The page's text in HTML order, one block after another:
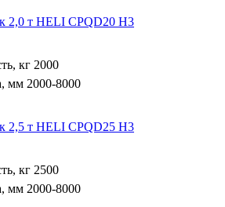
2,0 т HELI CPQD20 H3
кг 2000
мм 2000-8000
2,5 т HELI CPQD25 H3
кг 2500
мм 2000-8000